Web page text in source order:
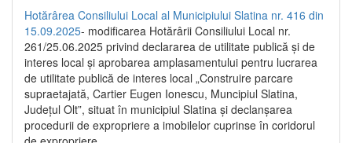
Hotărârea Consiliului Local al Municipiului Slatina nr. 416 din
15.09.2025- modificarea Hotărârii Consiliului Local nr.
261/25.06.2025 privind declararea de utilitate publică și de
interes local și aprobarea amplasamentului pentru lucrarea
de utilitate publică de interes local „Construire parcare
supraetajată, Cartier Eugen Ionescu, Muncipiul Slatina,
Județul Olt”, situat în municipiul Slatina și declanșarea
procedurii de expropriere a imobilelor cuprinse în coridorul